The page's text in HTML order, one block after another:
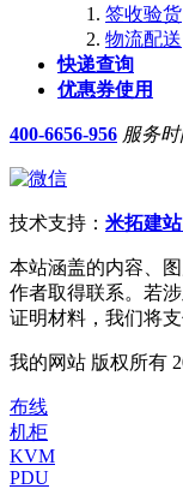
签收验货
物流配送
快递查询
优惠券使用
400-6656-956 服务时
技术支持： 米拓建站
本站涵盖的内容、
作者取得联系。若
证明材料，我们将
我的网站 版权所有
布线
机柜
KVM
PDU